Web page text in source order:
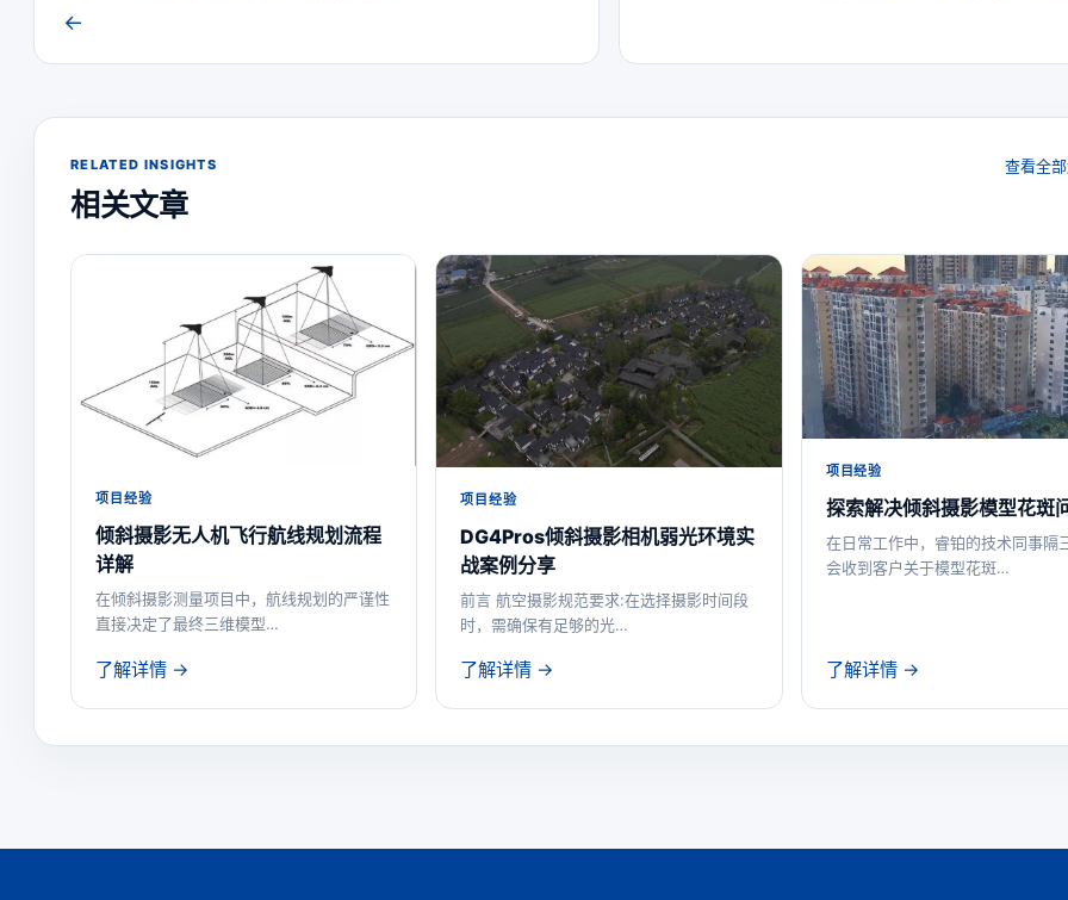
←
RELATED INSIGHTS
相关文章
查看全
项目经验
倾斜摄影无人机飞行航线规划流程
详解
在倾斜摄影测量项目中，航线规划的严谨性
直接决定了最终三维模型…
了解详情 →
项目经验
DG4Pros倾斜摄影相机弱光环境实
战案例分享
前言 航空摄影规范要求:在选择摄影时间段
时，需确保有足够的光…
了解详情 →
项目经验
探索解决倾斜摄影模型花斑
在日常工作中，睿铂的技术同事隔
会收到客户关于模型花斑…
了解详情 →